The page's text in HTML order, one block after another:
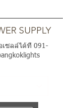
SUPPLY
เซลล์ได้ที่ 091-